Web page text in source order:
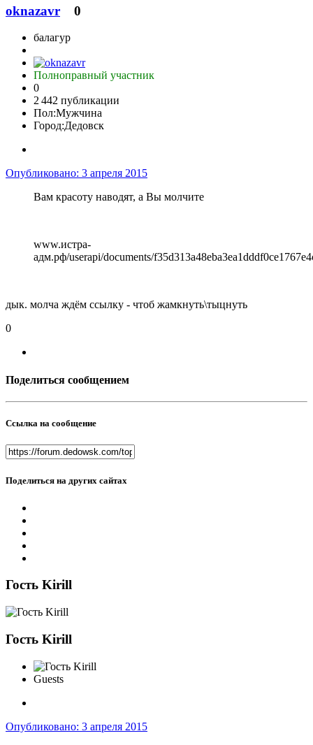
oknazavr 0
балагур
Полноправный участник
0
2 442 публикации
Пол:Мужчина
Город:Дедовск
Опубликовано: 3 апреля 2015
Вам красоту наводят, а Вы молчите
www.истра-
адм.рф/userapi/documents/
дык. молча ждём ссылку - чтоб жамкнуть\тыцнуть
0
Поделиться сообщением
Ссылка на сообщение
Поделиться на других сайтах
Гость Kirill
Гость Kirill
Guests
Опубликовано: 3 апреля 2015